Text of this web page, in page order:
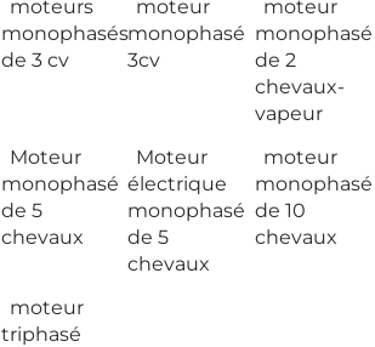
moteurs
monophasés
de 3 cv
moteur
monophasé
3cv
moteur
monophasé
de 2
chevaux-
vapeur
Moteur
monophasé
de 5
chevaux
Moteur
électrique
monophasé
de 5
chevaux
moteur
monophasé
de 10
chevaux
moteur
triphasé